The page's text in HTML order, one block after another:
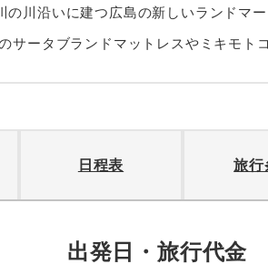
の川沿いに建つ広島の新しいランドマ
サータブランドマットレスやミキモト
日程表 旅行
出発日・旅行代金